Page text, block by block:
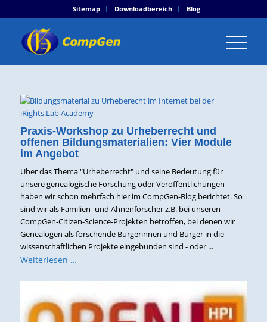
Sitemap Downloadbereich Blog
Praxis-Workshop zu Urheberrecht und
offenen Bildungsmaterialien: Vier Module
im Angebot
Über das Thema "Urheberrecht" und seine Bedeutung für
unsere genealogische Forschung oder Veröffentlichungen
haben wir schon mehrfach hier im CompGen-Blog berichtet. So
sind wir als Familien- und Ahnenforscher z.B. bei unseren
CompGen-Citizen-Science-Projekten betroffen, bei denen wir
Genealogen als forschende Bürgerinnen und Bürger in die
wissenschaftlichen Projekte eingebunden sind - oder ...
Weiterlesen …